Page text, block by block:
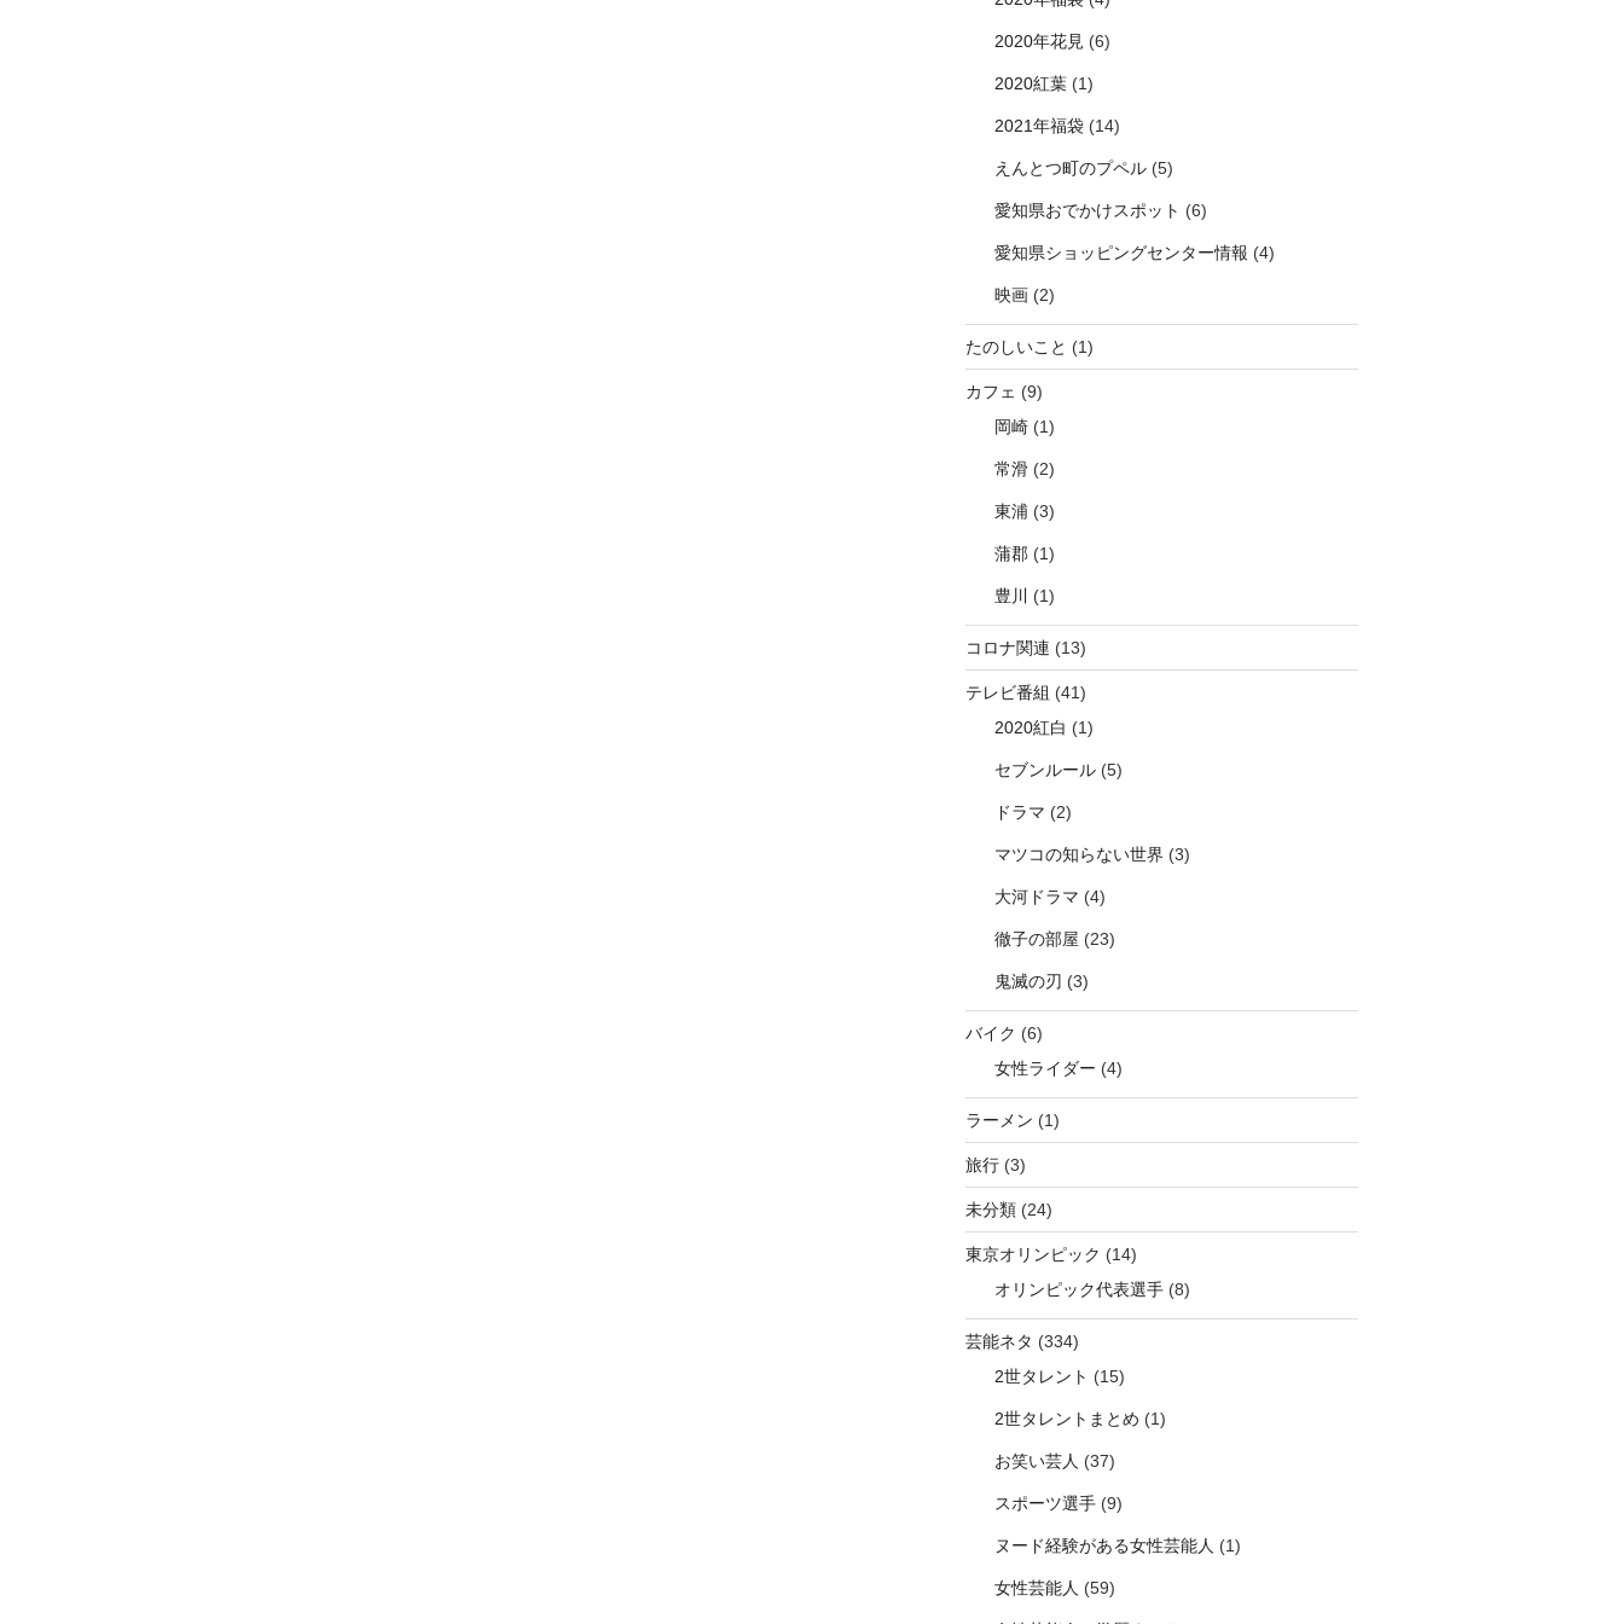
2020年花見 (6)
2020紅葉(1)
2021年福袋(14)
えんとつ町のプペル(5)
愛知県おでかけスポット (6)
愛知県ショッピングセンター情報 (4)
映画(2)
たのしいこと (1)
カフェ (9)
岡崎(1)
常滑(2)
東浦 (3)
蒲郡(1)
豊川 (1)
コロナ関連 (13)
テレビ番組 (41)
2020紅白 (1)
セブンルール(5)
ドラマ (2)
マツコの知らない世界 (3)
大河ドラマ (4)
徹子の部屋 (23)
鬼滅の刃 (3)
バイク (6)
女性ライダー (4)
ラーメン (1)
旅行(3)
未分類(24)
東京オリンピック (14)
オリンピック代表選手(8)
芸能ネタ (334)
2世タレント (15)
2世タレントまとめ (1)
お笑い芸人 (37)
スポーツ選手(9)
ヌード経験がある女性芸能人 (1)
女性芸能人 (59)